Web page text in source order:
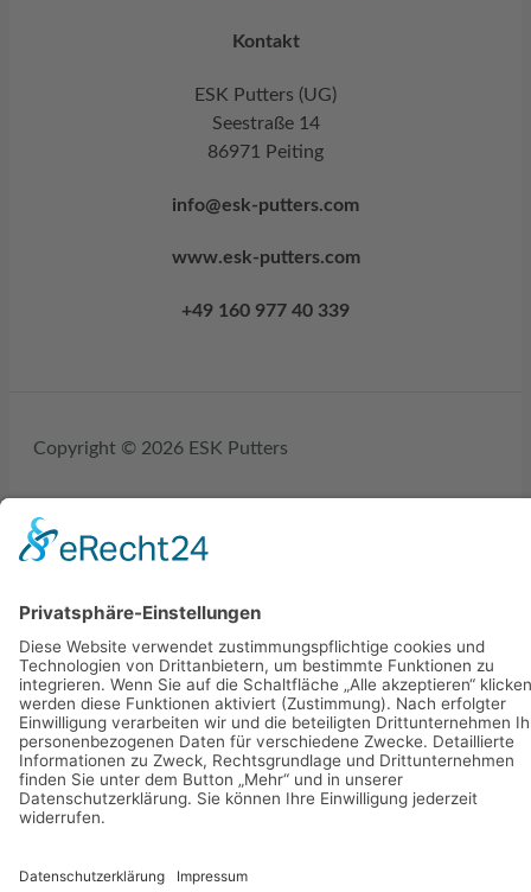
Kontakt
ESK Putters (UG)
Seestraße 14
86971 Peiting
info@esk-putters.com
www.esk-putters.com
+49 160 977 40 339
Copyright © 2026 ESK Putters